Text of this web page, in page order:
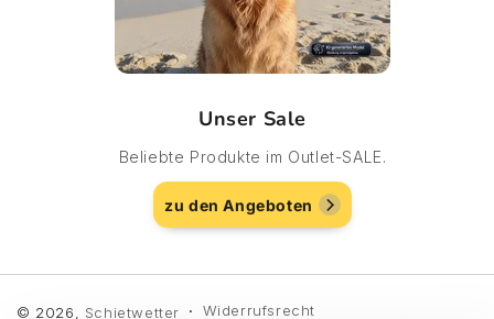
Unser Sale
Beliebte Produkte im Outlet-SALE.
zu den Angeboten
© 2026, Schietwetter Widerrufsrecht